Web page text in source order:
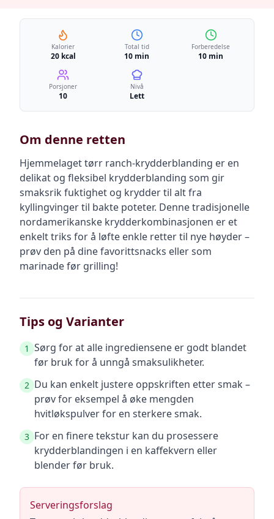
Kalorier
20 kcal
Total tid
10 min
Forberedelse
10 min
Porsjoner
10
Nivå
Lett
Om denne retten
Hjemmelaget tørr ranch-krydderblanding er en
delikat og fleksibel krydderblanding som gir
smaksrik fuktighet og krydder til alt fra
kyllingvinger til bakte poteter. Denne tradisjonelle
nordamerikanske krydderkombinasjonen er et
enkelt triks for å løfte enkle retter til nye høyder –
prøv den på dine favorittsnacks eller som
marinade før grilling!
Tips og Varianter
1 Sørg for at alle ingrediensene er godt blandet
før bruk for å unngå smaksulikheter.
2 Du kan enkelt justere oppskriften etter smak –
prøv for eksempel å øke mengden
hvitløkspulver for en sterkere smak.
3 For en finere tekstur kan du prosessere
krydderblandingen i en kaffekvern eller
blender før bruk.
Serveringsforslag